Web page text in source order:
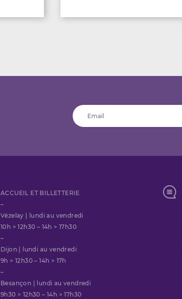
ACCUEIL ET BILLETTERIE
–
Vézelay | lundi au vendredi
10h > 12h30 – 14h > 17h30
–
Dijon | lundi au vendredi
9h > 12h30 – 14h > 17h
–
Besançon | lundi au vendredi
9h30 > 12h30 – 14h > 17h30